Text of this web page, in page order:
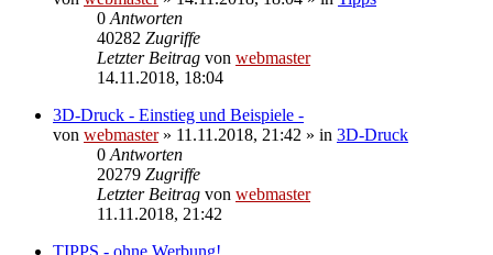
0 Antworten
40282 Zugriffe
Letzter Beitrag von webmaster
14.11.2018, 18:04
3D-Druck - Einstieg und Beispiele -
von webmaster» 11.11.2018, 21:42 » in 3D-Druck
0 Antworten
20279 Zugriffe
Letzter Beitrag von webmaster
11.11.2018, 21:42
TIPPS - ohne Werbung!